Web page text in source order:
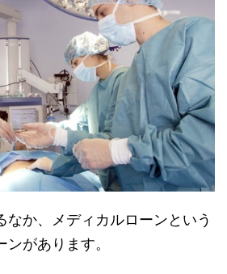
なか、メディカルローンという
があります。